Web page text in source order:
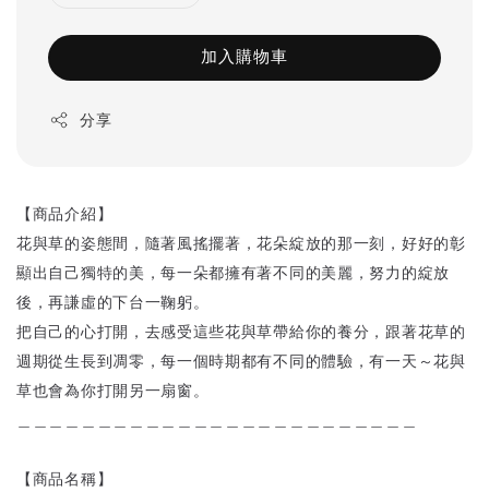
加入購物車
分享
【商品介紹】
花與草的姿態間，隨著風搖擺著，花朵綻放的那一刻，好好的彰
顯出自己獨特的美，每一朵都擁有著不同的美麗，努力的綻放
後，再謙虛的下台一鞠躬。
把自己的心打開，去感受這些花與草帶給你的養分，跟著花草的
週期從生長到凋零，每一個時期都有不同的體驗，有一天～花與
草也會為你打開另一扇窗。
【商品名稱】